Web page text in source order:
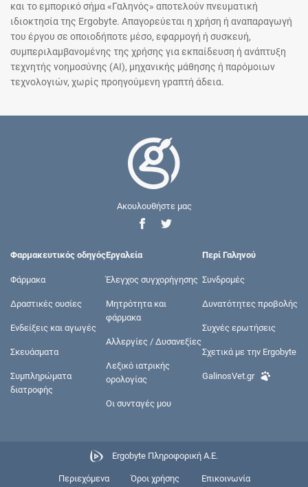
και το εμπορικό σήμα «Γαληνός» αποτελούν πνευματική
ιδιοκτησία της Ergobyte. Απαγορεύεται η χρήση ή αναπαραγωγή
του έργου σε οποιοδήποτε μέσο, εφαρμογή ή συσκευή,
συμπεριλαμβανομένης της χρήσης για εκπαίδευση ή ανάπτυξη
τεχνητής νοημοσύνης (AI), μηχανικής μάθησης ή παρόμοιων
τεχνολογιών, χωρίς προηγούμενη γραπτή άδεια.
Ακουλουθήστε μας
Φαρμακευτικός οδηγός
Φάρμακα
Δραστικές ουσίες
Ενδείξεις και αγωγές
Σκευάσματα
Συμπληρώματα
διατροφής
Εργαλεία
Έλεγχος συγχορήγησης
Μητρότητα και
φάρμακα
Αλλεργίες / Δυσανεξίες
Λεξικό ιατρικής
ορολογίας
Οι συνταγές μου
Περί Γαληνού
Συνδρομές
Δυνατότητες προβολής
Συχνές ερωτήσεις
Σχετικά με την Ergobyte
GalinosVet.gr
Ergobyte Πληροφορική Α.Ε.
Περιεχόμενα Όροι χρήσης Επικοινωνία